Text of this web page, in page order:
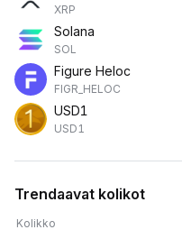
XRP
Solana
SOL
Figure Heloc
FIGR_HELOC
USD1
USD1
Trendaavat kolikot
Kolikko